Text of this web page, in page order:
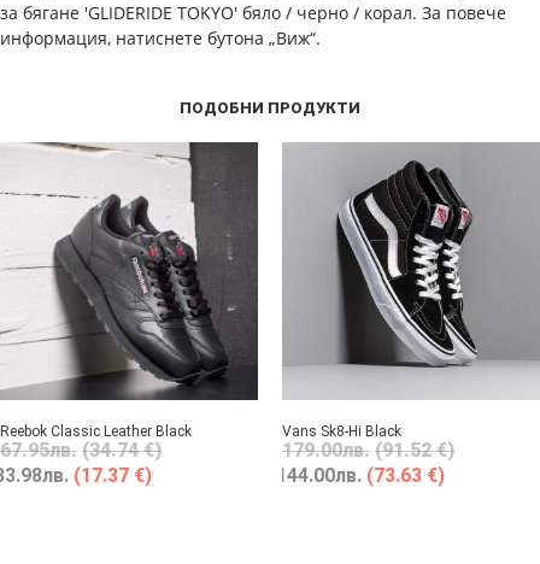
за бягане 'GLIDERIDE TOKYO' бяло / черно / корал. За повече
информация, натиснете бутона „Виж“.
ПОДОБНИ ПРОДУКТИ
Reebok Classic Leather Black
67.95лв. (34.74 €)
лв. (17.37 €)
Vans Sk8-Hi Black
179.00лв. (91.52 €)
144.00лв. (73.63 €)